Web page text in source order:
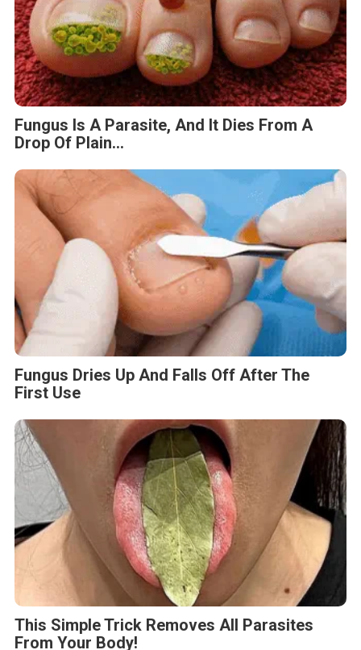
Fungus Is A Parasite, And It Dies From A
Drop Of Plain...
Fungus Dries Up And Falls Off After The
First Use
This Simple Trick Removes All Parasites
From Your Body!